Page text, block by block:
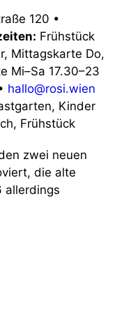
120 •
Frühstück
Mittagskarte Do,
Mi–Sa 17.30–23
hallo@rosi.wien
Kinder
Frühstück
zwei neuen
die alte
allerdings